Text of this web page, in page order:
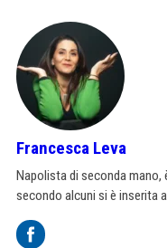
Francesca Leva
Napolista di seconda
secondo alcuni si è inserita